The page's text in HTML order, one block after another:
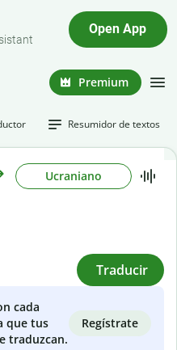
Open App
Premium
Resumidor de textos
Ucraniano
Traducir
cada
que tus
traduzcan.
Regístrate